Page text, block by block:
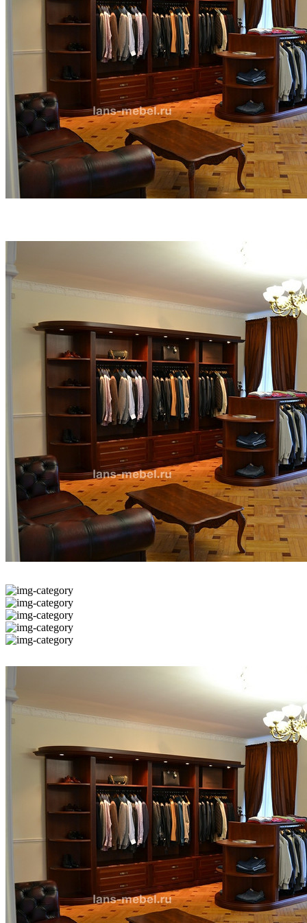
Васильковый(1)
Венге (48)
Венге Цаво(924)
Венге Цаво/Антрацит
(33)
Венге Цаво/Белый(33)
Венге Цаво/Металл серый(84)
Венге/Хром(12)
Венге/Черный(21)
Вишня(61)
Вяз Благородный(246)
Гавана(50)
Гавана/Серый глянец(14)
Гавана/Хром(8)
Гавана/Черный
Гикори(1)
Голубой/Черный(29)
Дуб Калифорнийский/Белый
Дуб светлый(31)
Дуб светлый/Белый(15)
Дуб светлый/Хром
(28)
Дуб светлый/Черный (28)
Дуб табак (7)
Дуб ферро/Бежевый (12)
Дуб ферро/Черный(12)
Дуб флоре
(4)
Зеленый
Зеленый кашемир(1)
Зеленый/Хром(10)
Зеленый/Черный(29)
Золотой ротанг(1)
Итальянский орех/Бежевый
Итальянский орех/Черный(12)
Кальяри(3)
Кальяри/Черный
Клен Металлик NEW/Металл серый
Клен/Антрацит
Клен/Белый
Клен/Металл серый
Красный(2)
Лайм
Лиловый(1)
Махагон(61)
Металлик NEW(203)
Оранжевый
(8)
Орех(12)
Орех американский(61)
Орех барселона (1)
Орех Гварнери (715)
Орех Гварнери/Металл серый(84)
Орех мароне
Орех танганьика(2)
Орех/Хром(20)
Орех/Черный(23)
Палисандр(10)